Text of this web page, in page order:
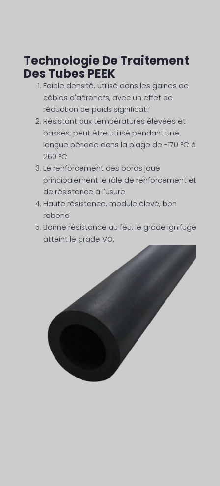
Technologie De Traitement
Des Tubes PEEK
Faible densité, utilisé dans les gaines de
câbles d'aéronefs, avec un effet de
réduction de poids significatif
Résistant aux températures élevées et
basses, peut être utilisé pendant une
longue période dans la plage de -170 °C à
260 °C
Le renforcement des bords joue
principalement le rôle de renforcement et
de résistance à l'usure
Haute résistance, module élevé, bon
rebond
Bonne résistance au feu, le grade ignifuge
atteint le grade VO.